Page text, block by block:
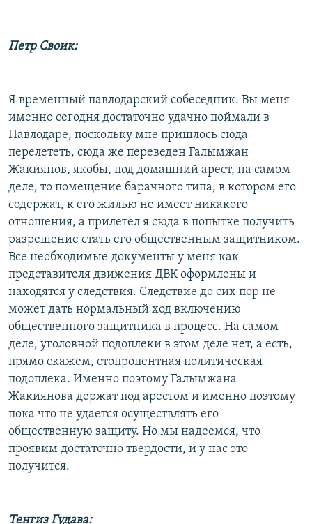
Петр Своик:
Я временный павлодарский собеседник. Вы меня
именно сегодня достаточно удачно поймали в
Павлодаре, поскольку мне пришлось сюда
перелететь, сюда же переведен Галымжан
Жакиянов, якобы, под домашний арест, на самом
деле, то помещение барачного типа, в котором его
содержат, к его жилью не имеет никакого
отношения, а прилетел я сюда в попытке получить
разрешение стать его общественным защитником.
Все необходимые документы у меня как
представителя движения ДВК оформлены и
находятся у следствия. Следствие до сих пор не
может дать нормальный ход включению
общественного защитника в процесс. На самом
деле, уголовной подоплеки в этом деле нет, а есть,
прямо скажем, стопроцентная политическая
подоплека. Именно поэтому Галымжана
Жакиянова держат под арестом и именно поэтому
пока что не удается осуществлять его
общественную защиту. Но мы надеемся, что
проявим достаточно твердости, и у нас это
получится.
Тенгиз Гудава: